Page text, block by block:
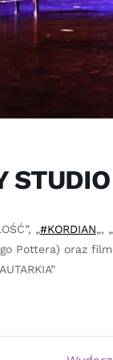
„#KORDIAN„,
Pottera) oraz